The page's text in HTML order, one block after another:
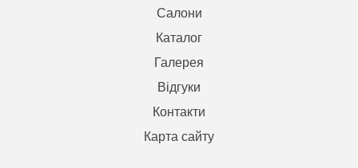
Салони
Каталог
Галерея
Відгуки
Контакти
Карта сайту